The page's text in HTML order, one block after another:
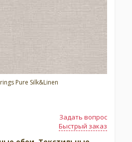
Pure Silk&Linen
Задать вопрос
Быстрый заказ